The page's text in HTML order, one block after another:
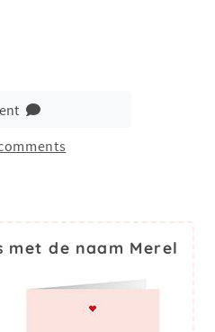
de naam Merel